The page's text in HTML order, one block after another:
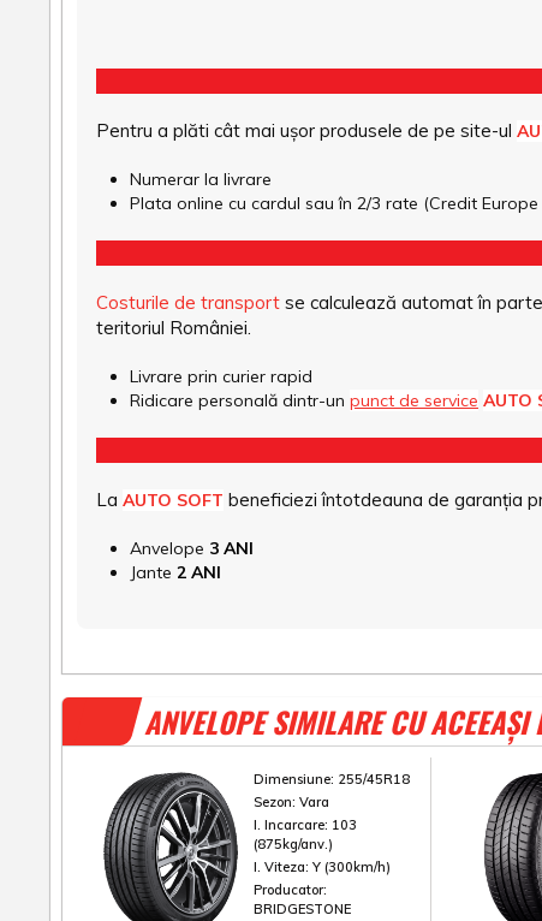
Pentru a plăti cât mai ușor produsele de pe site-ul
Numerar la livrare
Plata online cu cardul sau în 2/3 rate (Credit
Costurile de transport se calculează automat în
teritoriul României.
Livrare prin curier rapid
Ridicare personală dintr-un punct de service AUTO
La AUTO SOFT beneficiezi întotdeauna de garanția
Anvelope 3 ANI
Jante 2 ANI
ANVELOPE SIMILARE CU ACEEAȘI
Dimensiune: 255/45R18
Sezon: Vara
I. Incarcare: 103
(875kg/anv.)
I. Viteza: Y (300km/h)
Producator:
BRIDGESTONE